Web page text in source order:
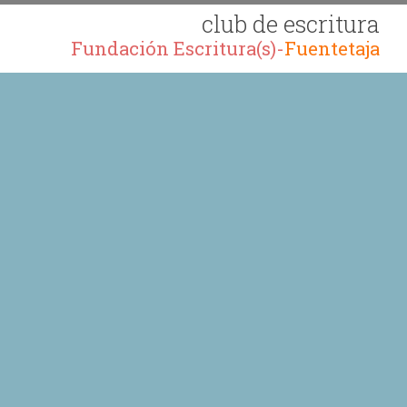
club de escritura
Fundación Escritura(s)-Fuentetaja